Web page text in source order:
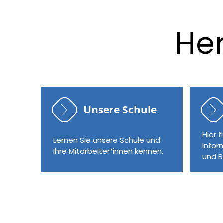
DIESTERWEG-
Schule mit dem
Unsere Schule
Lernen Sie unsere Schule und
Ihre Mitarbeiter*innen kennen.
Hier
und